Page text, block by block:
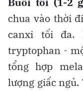
chua vào thời
canxi tối đa.
tryptophan -
tổng hợp
lượng giấc